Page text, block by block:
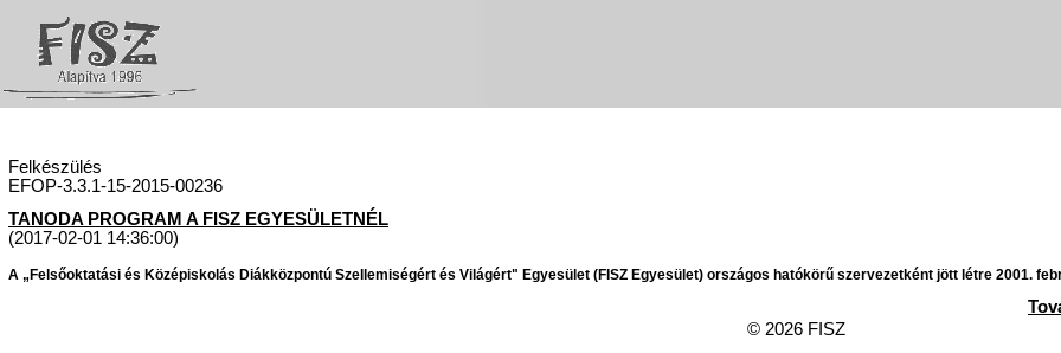
Felkészülés
EFOP-3.3.1-15-2015-00236
TANODA PROGRAM A FISZ EGYESÜLETNÉL
(2017-02-01 14:36:00)
A „Felsőoktatási és Középiskolás Diákközpontú Szellemiségért és Világért" Egyesület (FISZ Egyesület) országos hatókörű szervezetként jött létre 2001.
© 2026 FISZ